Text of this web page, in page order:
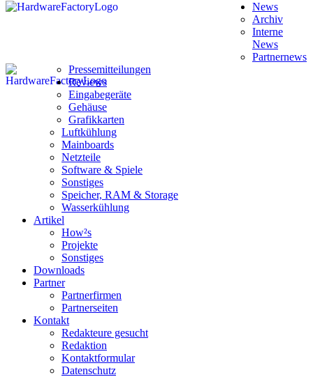
News
Archiv
Interne
News
Partnernews
Pressemitteilungen
Reviews
Eingabegeräte
Gehäuse
Grafikkarten
Luftkühlung
Mainboards
Netzteile
Software & Spiele
Sonstiges
Speicher, RAM & Storage
Wasserkühlung
Artikel
How²s
Projekte
Sonstiges
Downloads
Partner
Partnerfirmen
Partnerseiten
Kontakt
Redakteure gesucht
Redaktion
Kontaktformular
Datenschutz